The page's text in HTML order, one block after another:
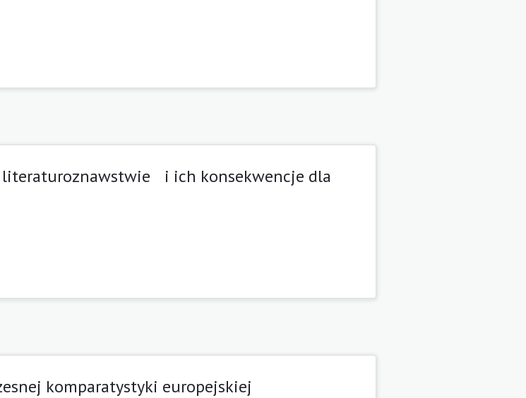
i ich konsekwencje dla
komparatystyki europejskiej